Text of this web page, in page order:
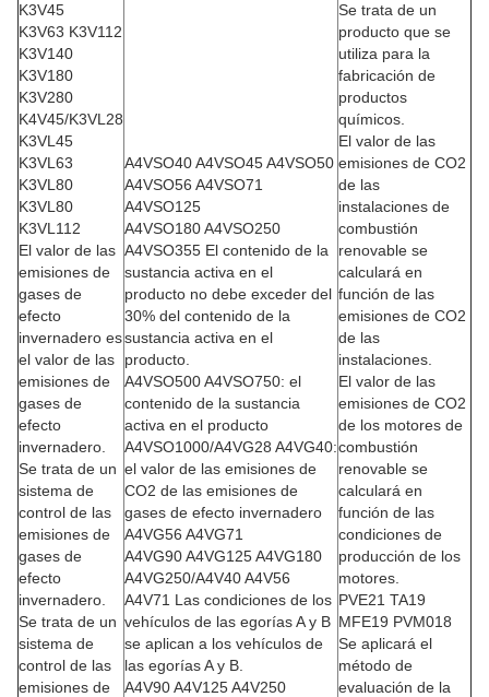
K3V45
K3V63 K3V112
K3V140
K3V180
K3V280
K4V45/K3VL28
K3VL45
K3VL63
K3VL80
K3VL80
K3VL112
El valor de las
emisiones de
gases de
efecto
invernadero es
el valor de las
emisiones de
gases de
efecto
invernadero.
Se trata de un
sistema de
control de las
emisiones de
gases de
efecto
invernadero.
Se trata de un
sistema de
control de las
emisiones de
A4VSO40 A4VSO45 A4VSO50
A4VSO56 A4VSO71
A4VSO125
A4VSO180 A4VSO250
A4VSO355 El contenido de la
sustancia activa en el
producto no debe exceder del
30% del contenido de la
sustancia activa en el
producto.
A4VSO500 A4VSO750: el
contenido de la sustancia
activa en el producto
A4VSO1000/A4VG28 A4VG40:
el valor de las emisiones de
CO2 de las emisiones de
gases de efecto invernadero
A4VG56 A4VG71
A4VG90 A4VG125 A4VG180
A4VG250/A4V40 A4V56
A4V71 Las condiciones de los
vehículos de las egorías A y B
se aplican a los vehículos de
las egorías A y B.
A4V90 A4V125 A4V250
Se trata de un
producto que se
utiliza para la
fabricación de
productos
químicos.
El valor de las
emisiones de CO2
de las
instalaciones de
combustión
renovable se
calculará en
función de las
emisiones de CO2
de las
instalaciones.
El valor de las
emisiones de CO2
de los motores de
combustión
renovable se
calculará en
función de las
condiciones de
producción de los
motores.
PVE21 TA19
MFE19 PVM018
Se aplicará el
método de
evaluación de la